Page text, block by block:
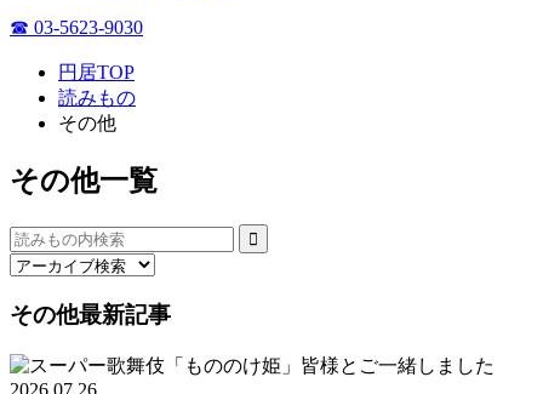
☎ 03-5623-9030
円居TOP
読みもの
その他
その他一覧
その他最新記事
2026.07.26